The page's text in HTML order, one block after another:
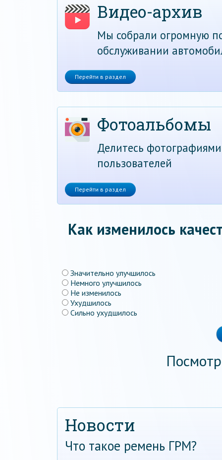
Видео-архив
Мы собрали огромную
обслуживании
Перейти в раздел
Фотоальбомы
Делитесь
пользователей
Перейти в раздел
Как изменилось
Значительно улучшилось
Немного улучшилось
Не изменилось
Ухудшилось
Сильно ухудшилось
Новости
Что такое ремень ГРМ?